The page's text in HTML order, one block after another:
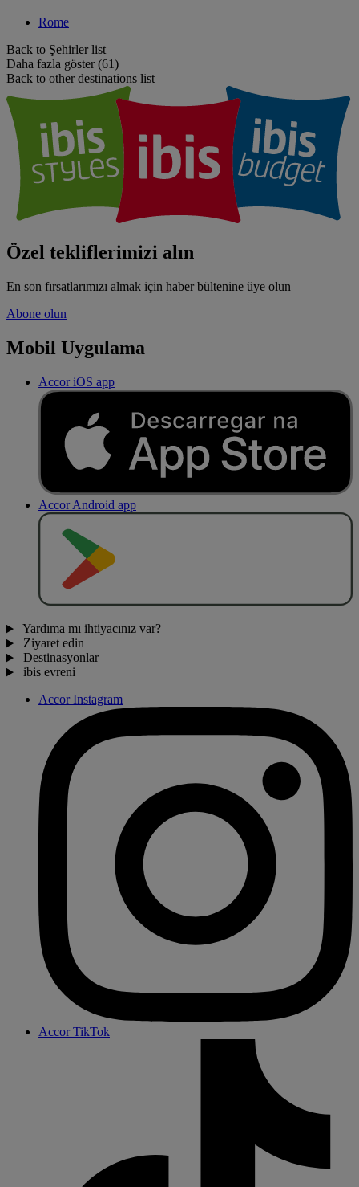
Rome
Back to Şehirler list
Daha fazla göster (61)
Back to other destinations list
Özel tekliflerimizi alın
En son fırsatlarımızı almak için haber bültenine üye olun
Abone olun
Mobil Uygulama
Accor iOS app
Accor Android app
Yardıma mı ihtiyacınız var?
Ziyaret edin
Destinasyonlar
ibis evreni
Accor Instagram
Accor TikTok